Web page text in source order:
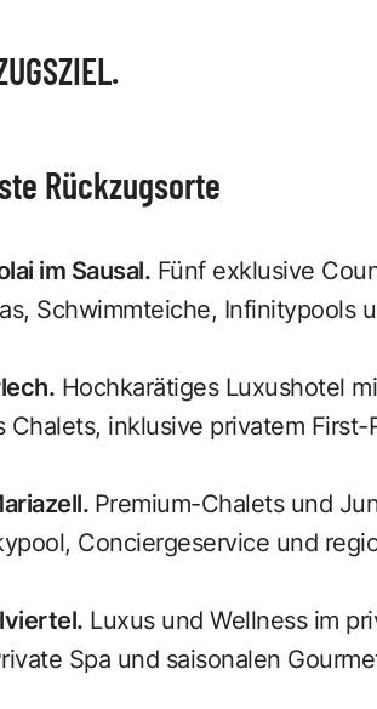
Rückzugsorte
im Sausal. Fünf exklusive
Schwimmteiche, Infinitypools
Hochkarätiges Luxushotel
Chalets, inklusive privatem
Premium-Chalets und
Conciergeservice und
Luxus und Wellness im
Spa und saisonalen